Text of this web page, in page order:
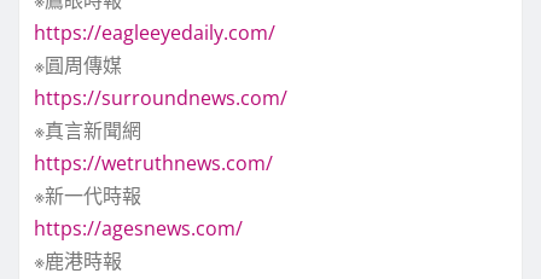
https://eagleeyedaily.com/
※圓周傳媒
https://surroundnews.com/
※真言新聞網
https://wetruthnews.com/
※新一代時報
https://agesnews.com/
※鹿港時報